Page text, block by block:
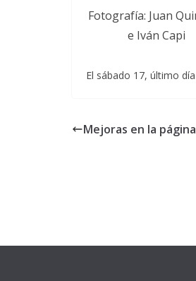
Fotografía: Juan
e Iván Capi
El sábado 17, último
Mejoras en la